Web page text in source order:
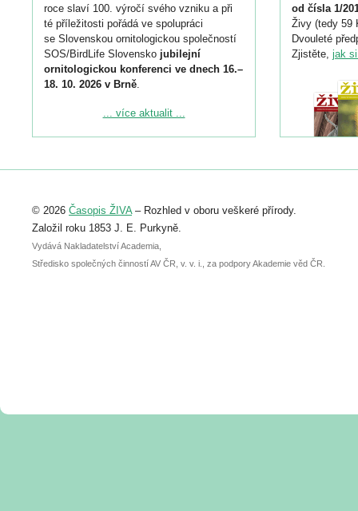
roce slaví 100. výročí svého vzniku a při
té příležitosti pořádá ve spolupráci
se Slovenskou ornitologickou společností
SOS/BirdLife Slovensko jubilejní
ornitologickou konferenci ve dnech 16.–
18. 10. 2026 v Brně.
Podrobnější informace ke konferenci
Registrovat se můžete do 6. září.
abstraktu přihlášené přednášky nebo
posteru je už 30. června.
... více aktualit ...
od čísla 1/
Živy (tedy 59
Dvouleté
Zjistěte, jak
© 2026 Časopis ŽIVA– Rozhled v oboru veškeré přírody.
Založil roku 1853 J. E. Purkyně.
Vydává Nakladatelství Academia,
Středisko společných činností AV ČR, v. v. i., za podpory Akademie věd ČR.